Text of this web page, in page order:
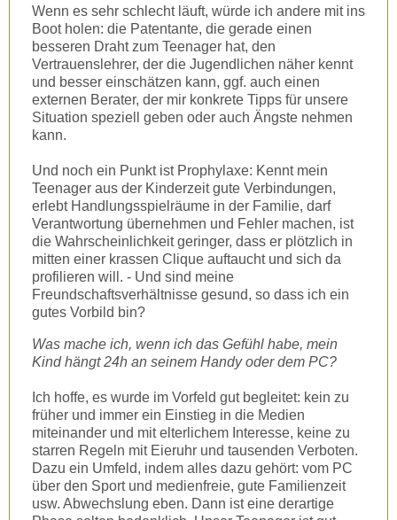
Wenn es sehr schlecht läuft, würde ich andere mit ins
Boot holen: die Patentante, die gerade einen
besseren Draht zum Teenager hat, den
Vertrauenslehrer, der die Jugendlichen näher kennt
und besser einschätzen kann, ggf. auch einen
externen Berater, der mir konkrete Tipps für unsere
Situation speziell geben oder auch Ängste nehmen
kann.
Und noch ein Punkt ist Prophylaxe: Kennt mein
Teenager aus der Kinderzeit gute Verbindungen,
erlebt Handlungsspielräume in der Familie, darf
Verantwortung übernehmen und Fehler machen, ist
die Wahrscheinlichkeit geringer, dass er plötzlich in
mitten einer krassen Clique auftaucht und sich da
profilieren will. - Und sind meine
Freundschaftsverhältnisse gesund, so dass ich ein
gutes Vorbild bin?
Was mache ich, wenn ich das Gefühl habe, mein
Kind hängt 24h an seinem Handy oder dem PC?
Ich hoffe, es wurde im Vorfeld gut begleitet: kein zu
früher und immer ein Einstieg in die Medien
miteinander und mit elterlichem Interesse, keine zu
starren Regeln mit Eieruhr und tausenden Verboten.
Dazu ein Umfeld, indem alles dazu gehört: vom PC
über den Sport und medienfreie, gute Familienzeit
usw. Abwechslung eben. Dann ist eine derartige